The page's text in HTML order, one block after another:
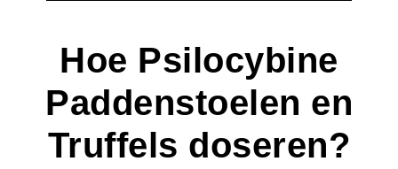
Hoe Psilocybine
Paddenstoelen en
Truffels doseren?